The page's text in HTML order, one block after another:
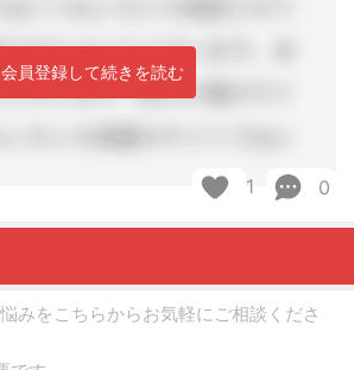
会員登録して続きを読む
1 0